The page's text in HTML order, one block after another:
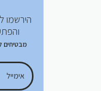
הירשמו